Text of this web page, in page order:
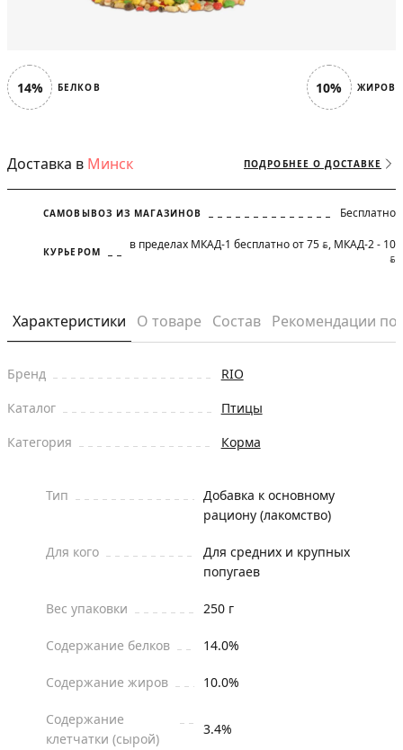
14% БЕЛКОВ 10% ЖИРОВ
Доставка в Минск ПОДРОБНЕЕ О ДОСТАВКЕ
САМОВЫВОЗ ИЗ МАГАЗИНОВ Бесплатно
КУРЬЕРОМ в пределах МКАД-1 бесплатно от 75 BYN, МКАД-2 - 10
BYN
Характеристики О товаре Состав Рекомендации
Бренд
RIO
Каталог
Птицы
Категория
Корма
Тип
Добавка к основному
рациону (лакомство)
Для кого
Для средних и крупных
попугаев
Вес упаковки 250 г
Содержание белков 14.0%
Содержание жиров 10.0%
Содержание
клетчатки (сырой)
3.4%